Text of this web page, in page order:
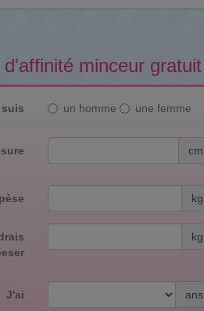
d'affinité minceur gratuit
un homme une femme
cm
kg
kg
J'ai ans